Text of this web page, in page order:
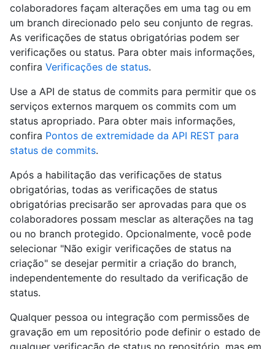
colaboradores façam alterações em uma tag ou em
um branch direcionado pelo seu conjunto de regras.
As verificações de status obrigatórias podem ser
verificações ou status. Para obter mais informações,
confira Verificações de status.
Use a API de status de commits para permitir que os
serviços externos marquem os commits com um
status apropriado. Para obter mais informações,
confira Pontos de extremidade da API REST para
status de commits.
Após a habilitação das verificações de status
obrigatórias, todas as verificações de status
obrigatórias precisarão ser aprovadas para que os
colaboradores possam mesclar as alterações na tag
ou no branch protegido. Opcionalmente, você pode
selecionar "Não exigir verificações de status na
criação" se desejar permitir a criação do branch,
independentemente do resultado da verificação de
status.
Qualquer pessoa ou integração com permissões de
gravação em um repositório pode definir o estado de
qualquer verificação de status no repositório, mas em